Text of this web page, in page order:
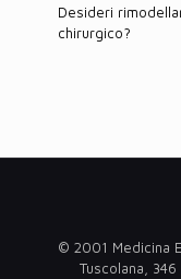
Desideri
chirurgico?
© 2001 Medicina
Tuscolana,